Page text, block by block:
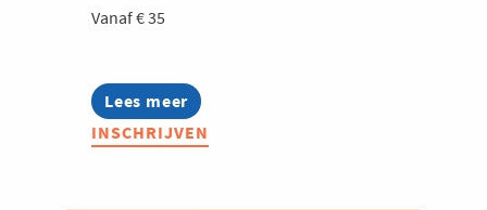
Vanaf € 35
Lees meer
about
West
goes
INSCHRIJVEN